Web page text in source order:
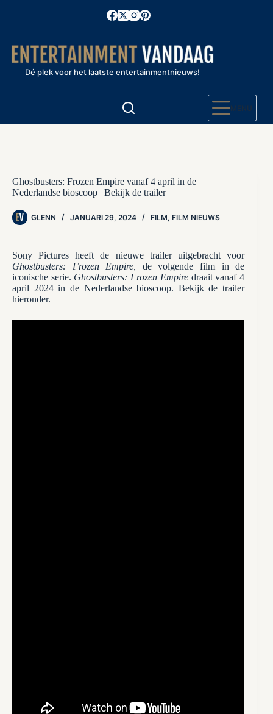
Dé plek voor het laatste entertainmentnieuws!
MENU
Ghostbusters: Frozen Empire vanaf 4 april in de
Nederlandse bioscoop | Bekijk de trailer
GLENN JANUARI 29, 2024 FILM, FILM NIEUWS
Sony Pictures heeft de nieuwe trailer uitgebracht voor
Ghostbusters: Frozen Empire, de volgende film in de
iconische serie. Ghostbusters: Frozen Empire draait vanaf 4
april 2024 in de Nederlandse bioscoop. Bekijk de trailer
hieronder.